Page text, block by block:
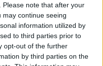
note that after your
continue seeing
information utilized by
to third parties prior to
opt-out of the further
by third parties on the